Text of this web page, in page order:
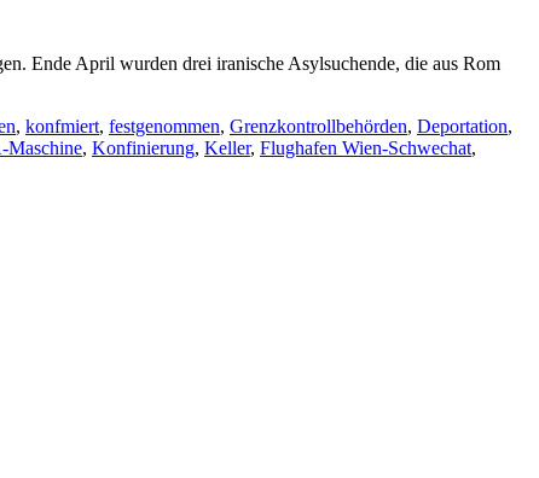
Ende April wurden drei iranische Asylsuchende, die aus Rom
, konfmiert, festgenommen, Grenzkontrollbehörden, Deportation,
, Konfinierung, Keller, Flughafen Wien-Schwechat,